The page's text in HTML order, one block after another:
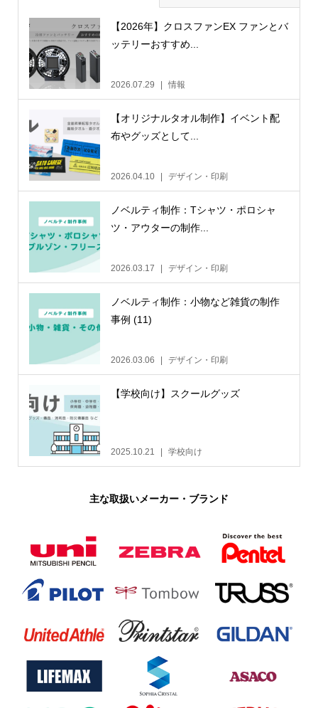
【2026年】クロスファンEX ファンとバ
ッテリーおすすめ...
2026.07.29 情報
【オリジナルタオル制作】イベント配
布やグッズとして...
2026.04.10 デザイン・印刷
ノベルティ制作：Tシャツ・ポロシャ
ツ・アウターの制作...
2026.03.17 デザイン・印刷
ノベルティ制作：小物など雑貨の制作
事例 (11)
2026.03.06 デザイン・印刷
【学校向け】スクールグッズ
2025.10.21 学校向け
主な取扱いメーカー・ブランド